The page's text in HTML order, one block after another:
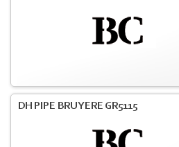
DH PIPE BRUYERE GR5115